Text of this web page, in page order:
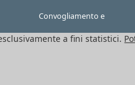
Convogliamento e
carterizzazione
a fini statistici.